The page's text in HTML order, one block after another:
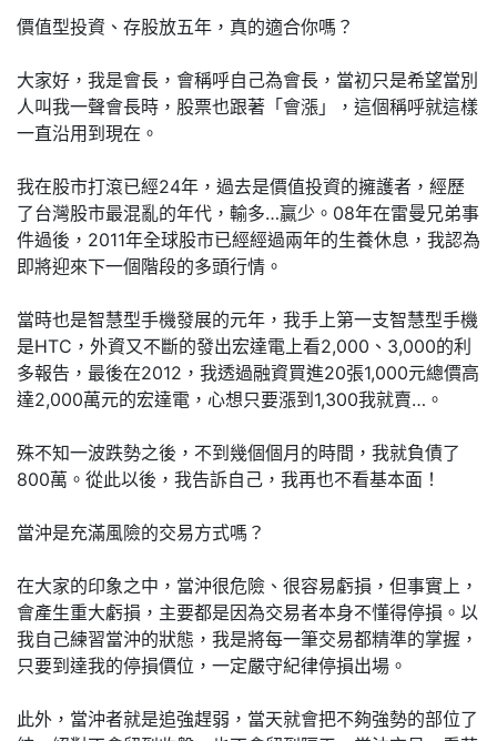
價值型投資、存股放五年，真的適合你嗎？
大家好，我是會長，會稱呼自己為會長，當初只是希望當別
人叫我一聲會長時，股票也跟著「會漲」，這個稱呼就這樣
一直沿用到現在。
我在股市打滾已經24年，過去是價值投資的擁護者，經歷
了台灣股市最混亂的年代，輸多…贏少。08年在雷曼兄弟事
件過後，2011年全球股市已經經過兩年的生養休息，我認為
即將迎來下一個階段的多頭行情。
當時也是智慧型手機發展的元年，我手上第一支智慧型手機
是HTC，外資又不斷的發出宏達電上看2,000、3,000的利
多報告，最後在2012，我透過融資買進20張1,000元總價高
達2,000萬元的宏達電，心想只要漲到1,300我就賣…。
殊不知一波跌勢之後，不到幾個個月的時間，我就負債了
800萬。從此以後，我告訴自己，我再也不看基本面！
當沖是充滿風險的交易方式嗎？
在大家的印象之中，當沖很危險、很容易虧損，但事實上，
會產生重大虧損，主要都是因為交易者本身不懂得停損。以
我自己練習當沖的狀態，我是將每一筆交易都精準的掌握，
只要到達我的停損價位，一定嚴守紀律停損出場。
此外，當沖者就是追強趕弱，當天就會把不夠強勢的部位了